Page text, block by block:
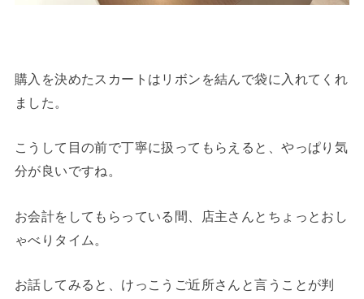
購入を決めたスカートはリボンを結んで袋に入れてくれ
ました。
こうして目の前で丁寧に扱ってもらえると、やっぱり気
分が良いですね。
お会計をしてもらっている間、店主さんとちょっとおし
ゃべりタイム。
お話してみると、けっこうご近所さんと言うことが判